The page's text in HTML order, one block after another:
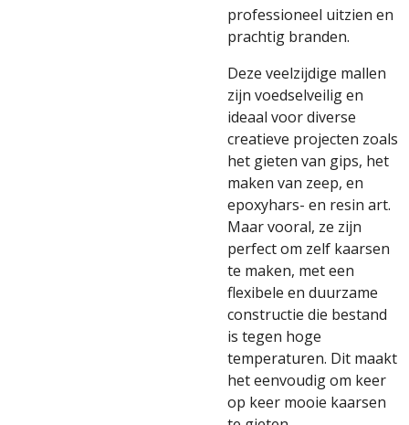
professioneel uitzien en
prachtig branden.
Deze veelzijdige mallen
zijn voedselveilig en
ideaal voor diverse
creatieve projecten zoals
het gieten van gips, het
maken van zeep, en
epoxyhars- en resin art.
Maar vooral, ze zijn
perfect om zelf kaarsen
te maken, met een
flexibele en duurzame
constructie die bestand
is tegen hoge
temperaturen. Dit maakt
het eenvoudig om keer
op keer mooie kaarsen